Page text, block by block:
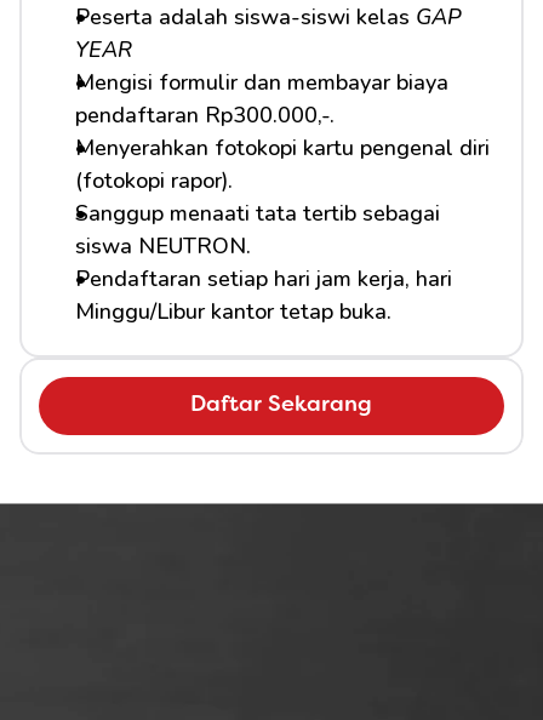
Daftar Sekarang
Peserta adalah siswa-siswi kelas GAP
YEAR
Mengisi formulir dan membayar biaya
pendaftaran Rp300.000,-.
Menyerahkan fotokopi kartu pengenal diri
(fotokopi rapor).
Sanggup menaati tata tertib sebagai
siswa NEUTRON.
Pendaftaran setiap hari jam kerja, hari
Minggu/Libur kantor tetap buka.